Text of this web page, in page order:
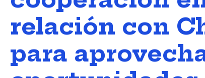
relación con
para